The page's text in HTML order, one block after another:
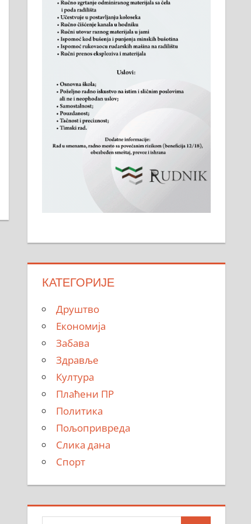
КАТЕГОРИЈЕ
Друштво
Економија
Забава
Здравље
Култура
Плаћени ПР
Политика
Пољопривреда
Слика дана
Спорт